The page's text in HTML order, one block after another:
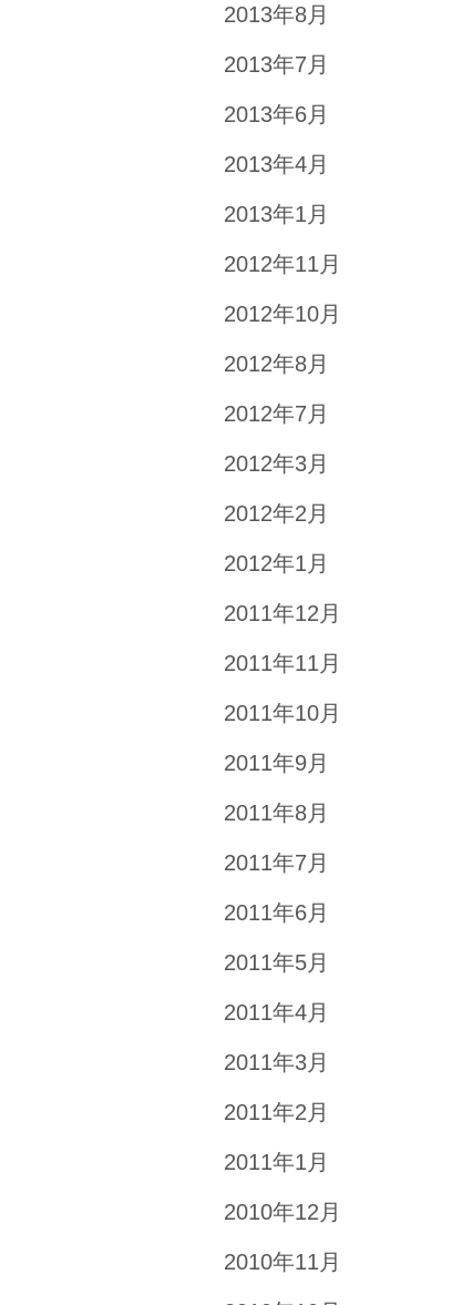
2013年8月
2013年7月
2013年6月
2013年4月
2013年1月
2012年11月
2012年10月
2012年8月
2012年7月
2012年3月
2012年2月
2012年1月
2011年12月
2011年11月
2011年10月
2011年9月
2011年8月
2011年7月
2011年6月
2011年5月
2011年4月
2011年3月
2011年2月
2011年1月
2010年12月
2010年11月